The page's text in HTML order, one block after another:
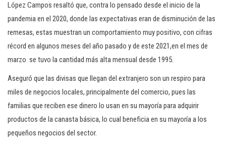
López Campos resaltó que, contra lo pensado desde el inicio de la
pandemia en el 2020, donde las expectativas eran de disminución de las
remesas, estas muestran un comportamiento muy positivo, con cifras
récord en algunos meses del año pasado y de este 2021,en el mes de
marzo se tuvo la cantidad más alta mensual desde 1995.
Aseguró que las divisas que llegan del extranjero son un respiro para
miles de negocios locales, principalmente del comercio, pues las
familias que reciben ese dinero lo usan en su mayoría para adquirir
productos de la canasta básica, lo cual beneficia en su mayoría a los
pequeños negocios del sector.